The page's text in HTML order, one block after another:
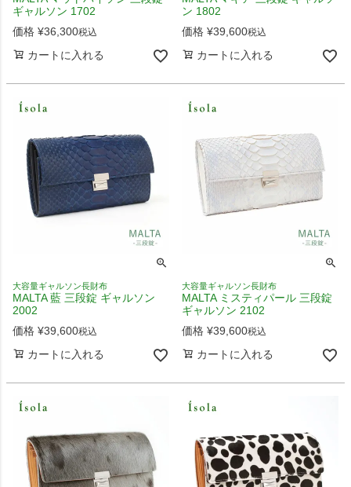
ギャルソン 1702
価格 ¥36,300税込
カートに入れる
ン 1802
価格 ¥39,600税込
カートに入れる
大容量ギャルソン長財布
MALTA 藍 三段錠 ギャルソン
2002
価格 ¥39,600税込
カートに入れる
大容量ギャルソン長財布
MALTA ミスティパール 三段錠
ギャルソン 2102
価格 ¥39,600税込
カートに入れる